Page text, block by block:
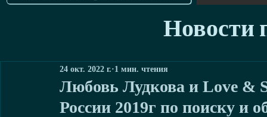
Новости
Любовь Лудкова и Love
России 2019г по поиску
24 окт. 2022 г. 1 мин. чтения